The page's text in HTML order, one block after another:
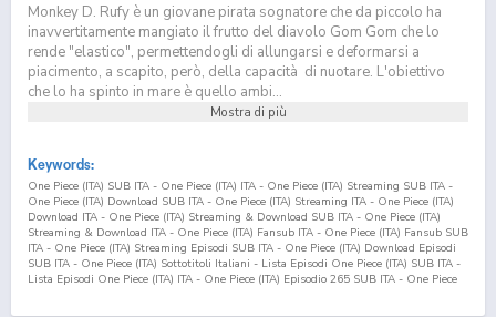
Monkey D. Rufy è un giovane pirata sognatore che da piccolo ha
inavvertitamente mangiato il frutto del diavolo Gom Gom che lo
rende "elastico", permettendogli di allungarsi e deformarsi a
piacimento, a scapito, però, della capacità di nuotare. L'obiettivo
che lo ha spinto in mare è quello ambi...
Mostra di più
Keywords:
One Piece (ITA) SUB ITA - One Piece (ITA) ITA - One Piece (ITA) Streaming SUB ITA -
One Piece (ITA) Download SUB ITA - One Piece (ITA) Streaming ITA - One Piece (ITA)
Download ITA - One Piece (ITA) Streaming & Download SUB ITA - One Piece (ITA)
Streaming & Download ITA - One Piece (ITA) Fansub ITA - One Piece (ITA) Fansub SUB
ITA - One Piece (ITA) Streaming Episodi SUB ITA - One Piece (ITA) Download Episodi
SUB ITA - One Piece (ITA) Sottotitoli Italiani - Lista Episodi One Piece (ITA) SUB ITA -
Lista Episodi One Piece (ITA) ITA - One Piece (ITA) Episodio 265 SUB ITA - One Piece